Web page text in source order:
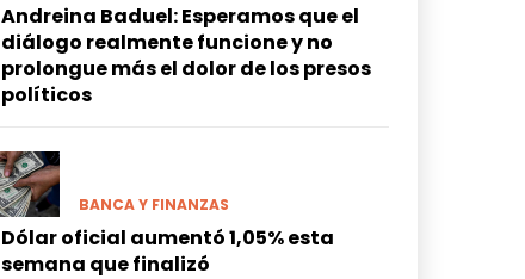
Andreina Baduel: Esperamos que el
diálogo realmente funcione y no
prolongue más el dolor de los presos
políticos
BANCA Y FINANZAS
Dólar oficial aumentó 1,05% esta
semana que finalizó